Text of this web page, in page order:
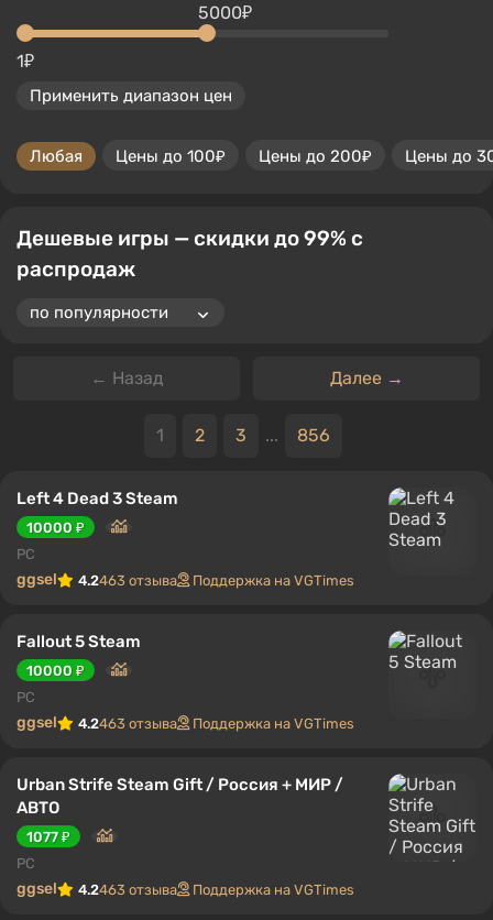
1₽
5000₽
Применить диапазон цен
Любая Цены до 100₽ Цены до 200₽ Цены до
Дешевые игры — скидки до 99% с
распродаж
← Назад Далее →
1 2 3 ... 856
Left 4 Dead 3 Steam
10000 ₽
PC
ggsel 4.2463 отзыва Поддержка на VGTimes
Fallout 5 Steam
10000 ₽
PC
ggsel 4.2463 отзыва Поддержка на VGTimes
Urban Strife Steam Gift / Россия + МИР /
АВТО
1077 ₽
PC
ggsel 4.2463 отзыва Поддержка на VGTimes